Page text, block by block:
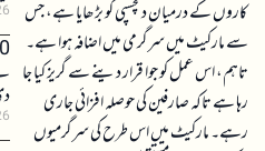
کاروں کے درمیان دلچسپی کو بڑھایا ہے، جس
سے مارکیٹ میں سرگرمی میں اضافہ ہوا ہے۔
تاہم، اس عمل کو جوا قرار دینے سے گریز کیا جا
رہا ہے تاکہ صارفین کی حوصلہ افزائی جاری
رہے۔ مارکیٹ میں اس طرح کی سرگرمیوں